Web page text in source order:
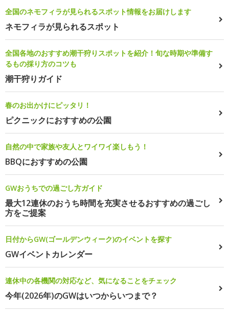
全国のネモフィラが見られるスポット情報をお届けします
ネモフィラが見られるスポット
全国各地のおすすめ潮干狩りスポットを紹介！旬な時期や準備す
るもの採り方のコツも
潮干狩りガイド
春のお出かけにピッタリ！
ピクニックにおすすめの公園
自然の中で家族や友人とワイワイ楽しもう！
BBQにおすすめの公園
GWおうちでの過ごし方ガイド
最大12連休のおうち時間を充実させるおすすめの過ごし
方をご提案
日付からGW(ゴールデンウィーク)のイベントを探す
GWイベントカレンダー
連休中の各機関の対応など、気になることをチェック
今年(2026年)のGWはいつからいつまで？